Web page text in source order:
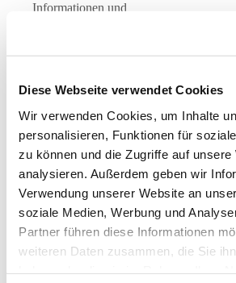
Diese Webseite verwendet Cookies
Wir verwenden Cookies, um Inhalte
personalisieren, Funktionen für
zu können und die Zugriffe auf unsere
analysieren. Außerdem geben wir
Verwendung unserer Website an
soziale Medien, Werbung und
Partner führen diese Informationen
weiteren Daten zusammen, die Sie
Informationen und
Dies könnte Sie